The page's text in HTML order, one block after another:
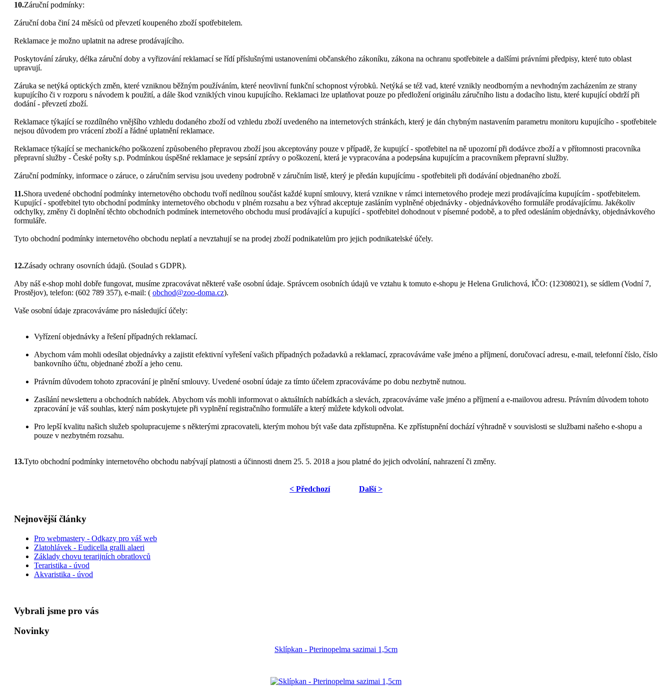
10.Záruční podmínky:
Záruční doba činí 24 měsíců od převzetí koupeného zboží spotřebitelem.
Reklamace je možno uplatnit na adrese prodávajícího.
Poskytování záruky, délka záruční doby a vyřizování reklamací se řídí příslušnými ustanoveními občanského zákoníku, zákona na ochranu spotřebitele a dalšími právními předpisy, které tuto oblast
upravují.
Záruka se netýká optických změn, které vzniknou běžným používáním, které neovlivní funkční schopnost výrobků. Netýká se též vad, které vznikly neodborným a nevhodným zacházením ze strany
kupujícího či v rozporu s návodem k použití, a dále škod vzniklých vinou kupujícího. Reklamaci lze uplatňovat pouze po předložení originálu záručního listu a dodacího listu, které kupující obdrží při
dodání - převzetí zboží.
Reklamace týkající se rozdílného vnějšího vzhledu dodaného zboží od vzhledu zboží uvedeného na internetových stránkách, který je dán chybným nastavením parametru monitoru kupujícího - spotřebitele
nejsou důvodem pro vrácení zboží a řádné uplatnění reklamace.
Reklamace týkající se mechanického poškození způsobeného přepravou zboží jsou akceptovány pouze v případě, že kupující - spotřebitel na ně upozorní při dodávce zboží a v přítomnosti pracovníka
přepravní služby - České pošty s.p. Podmínkou úspěšné reklamace je sepsání zprávy o poškození, která je vypracována a podepsána kupujícím a pracovníkem přepravní služby.
Záruční podmínky, informace o záruce, o záručním servisu jsou uvedeny podrobně v záručním listě, který je předán kupujícímu - spotřebiteli při dodávání objednaného zboží.
11.Shora uvedené obchodní podmínky internetového obchodu tvoří nedílnou součást každé kupní smlouvy, která vznikne v rámci internetového prodeje mezi prodávajícíma kupujícím - spotřebitelem.
Kupující - spotřebitel tyto obchodní podmínky internetového obchodu v plném rozsahu a bez výhrad akceptuje zasláním vyplněné objednávky - objednávkového formuláře prodávajícímu. Jakékoliv
odchylky, změny či doplnění těchto obchodních podmínek internetového obchodu musí prodávající a kupující - spotřebitel dohodnout v písemné podobě, a to před odesláním objednávky, objednávkového
formuláře.
Tyto obchodní podmínky internetového obchodu neplatí a nevztahují se na prodej zboží podnikatelům pro jejich podnikatelské účely.
12.Zásady ochrany osovních údajů. (Soulad s GDPR).
Aby náš e-shop mohl dobře fungovat, musíme zpracovávat některé vaše osobní údaje. Správcem osobních údajů ve vztahu k tomuto e-shopu je Helena Grulichová, IČO: (12308021), se sídlem (Vodní 7,
Prostějov), telefon: (602 789 357), e-mail: ( obchod@zoo-doma.cz).
Vaše osobní údaje zpracováváme pro následující účely:
Vyřízení objednávky a řešení případných reklamací.
Abychom vám mohli odesílat objednávky a zajistit efektivní vyřešení vašich případných požadavků a reklamací, zpracováváme vaše jméno a příjmení, doručovací adresu, e-mail, telefonní číslo, číslo
bankovního účtu, objednané zboží a jeho cenu.
Právním důvodem tohoto zpracování je plnění smlouvy. Uvedené osobní údaje za tímto účelem zpracováváme po dobu nezbytně nutnou.
Zasílání newsletteru a obchodních nabídek. Abychom vás mohli informovat o aktuálních nabídkách a slevách, zpracováváme vaše jméno a příjmení a e-mailovou adresu. Právním důvodem tohoto
zpracování je váš souhlas, který nám poskytujete při vyplnění registračního formuláře a který můžete kdykoli odvolat.
Pro lepší kvalitu našich služeb spolupracujeme s některými zpracovateli, kterým mohou být vaše data zpřístupněna. Ke zpřístupnění dochází výhradně v souvislosti se službami našeho e-shopu a
pouze v nezbytném rozsahu.
13.Tyto obchodní podmínky internetového obchodu nabývají platnosti a účinnosti dnem 25. 5. 2018 a jsou platné do jejich odvolání, nahrazení či změny.
< Předchozí Další >
Nejnovější články
Pro webmastery - Odkazy pro váš web
Zlatohlávek - Eudicella gralli alaeri
Základy chovu terarijních obratlovců
Teraristika - úvod
Akvaristika - úvod
Vybrali jsme pro vás
Novinky
Sklípkan - Pterinopelma sazimai 1,5cm